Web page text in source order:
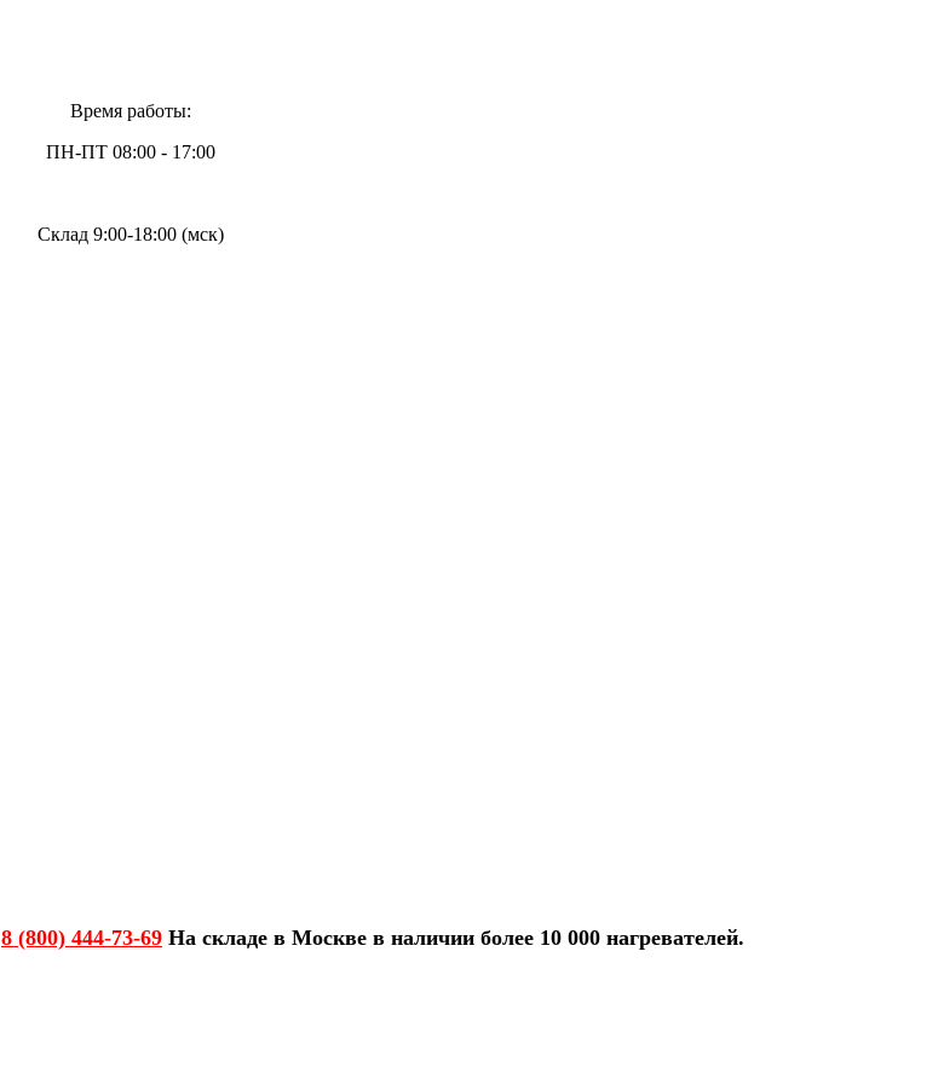
Время работы:
ПН-ПТ 08:00 - 17:00
Склад 9:00-18:00 (мск)
8 (800) 444-73-69 На складе в Москве в наличии более 10 000 нагревателей.